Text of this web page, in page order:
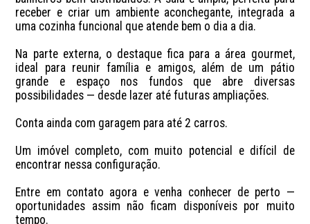
receber e criar um ambiente aconchegante, integrada a
uma cozinha funcional que atende bem o dia a dia.
Na parte externa, o destaque fica para a área gourmet,
ideal para reunir família e amigos, além de um pátio
grande e espaço nos fundos que abre diversas
possibilidades — desde lazer até futuras ampliações.
Conta ainda com garagem para até 2 carros.
Um imóvel completo, com muito potencial e difícil de
encontrar nessa configuração.
Entre em contato agora e venha conhecer de perto —
oportunidades assim não ficam disponíveis por muito
tempo.